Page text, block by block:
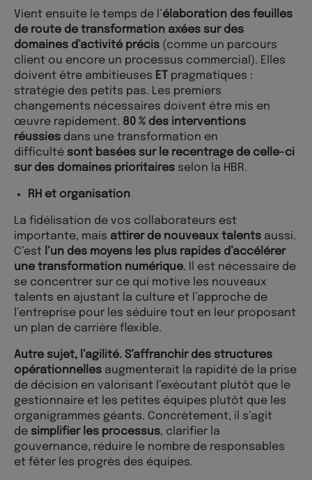
Vient ensuite le temps de l’élaboration des feuilles
de route de transformation axées sur des
domaines d’activité précis (comme un parcours
client ou encore un processus commercial). Elles
doivent être ambitieuses ET pragmatiques :
stratégie des petits pas. Les premiers
changements nécessaires doivent être mis en
œuvre rapidement. 80 % des interventions
réussies dans une transformation en
difficulté sont basées sur le recentrage de celle-ci
sur des domaines prioritaires selon la HBR.
RH et organisation
La fidélisation de vos collaborateurs est
importante, mais attirer de nouveaux talents aussi.
C’est l’un des moyens les plus rapides d’accélérer
une transformation numérique. Il est nécessaire de
se concentrer sur ce qui motive les nouveaux
talents en ajustant la culture et l’approche de
l’entreprise pour les séduire tout en leur proposant
un plan de carrière flexible.
Autre sujet, l’agilité. S’affranchir des structures
opérationnelles augmenterait la rapidité de la prise
de décision en valorisant l’exécutant plutôt que le
gestionnaire et les petites équipes plutôt que les
organigrammes géants. Concrètement, il s’agit
de simplifier les processus, clarifier la
gouvernance, réduire le nombre de responsables
et fêter les progrès des équipes.